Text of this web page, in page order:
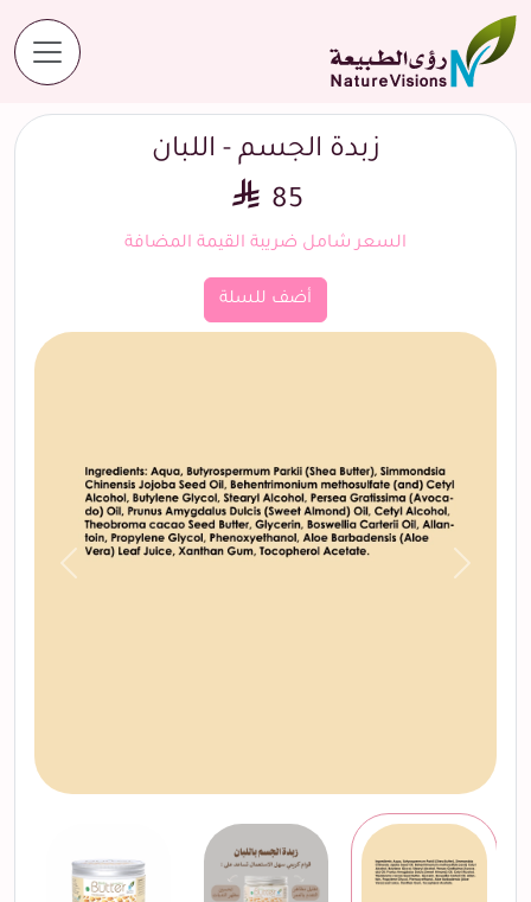
المنتجات زبدة الجسم - اللبان
زبدة الجسم - اللبان
85
السعر شامل ضريبة القيمة المضافة
أضف للسلة
التالي السابق